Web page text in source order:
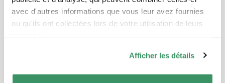
avec d'autres informations que vous leur avez fournies
ou qu'ils ont collectées lors de votre utilisation de leurs
Afficher les détails
möglich. Die Moderation kann sich
gegebenenfalls um Teilnehmende kümmern,
die sich nicht aktiv am Gespräch beteiligt